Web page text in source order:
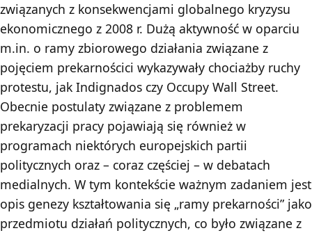
związanych z konsekwencjami globalnego kryzysu
ekonomicznego z 2008 r. Dużą aktywność w oparciu
m.in. o ramy zbiorowego działania związane z
pojęciem prekarnościci wykazywały chociażby ruchy
protestu, jak Indignados czy Occupy Wall Street.
Obecnie postulaty związane z problemem
prekaryzacji pracy pojawiają się również w
programach niektórych europejskich partii
politycznych oraz – coraz częściej – w debatach
medialnych. W tym kontekście ważnym zadaniem jest
opis genezy kształtowania się „ramy prekarności” jako
przedmiotu działań politycznych, co było związane z